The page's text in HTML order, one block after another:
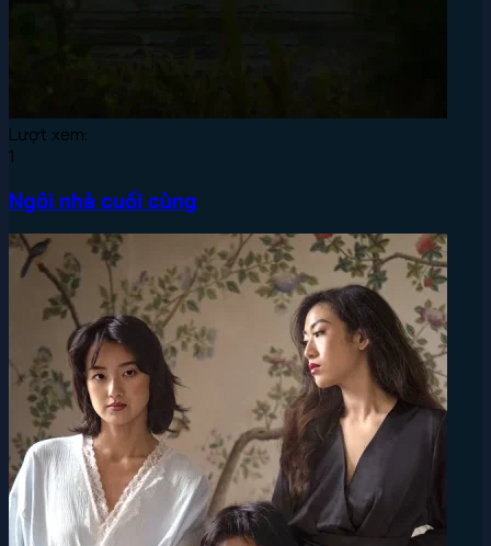
Lượt xem:
1
Ngôi nhà cuối cùng